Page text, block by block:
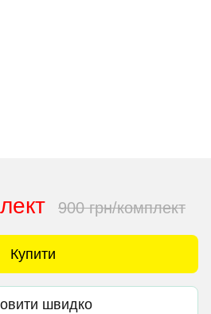
900 грн/комплект
Купити
швидко